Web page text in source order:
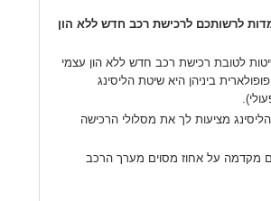
לרשותכם לרכישת רכב חדש ללא הון
לטובת רכישת רכב חדש ללא הון עצמי
ביניהן היא שיטת הליסינג
מציעות לך את מסלולי הרכישה
מקדמה על אחוז מסוים מערך הרכב